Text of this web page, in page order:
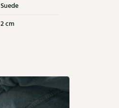
Suede
2 cm